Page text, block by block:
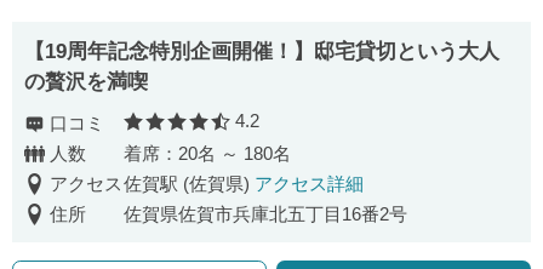
【19周年記念特別企画開催！】邸宅貸切という大人
の贅沢を満喫
口コミ 口コミ評価
4.2
人数
着席：20名 ～ 180名
アクセス佐賀駅 (佐賀県) アクセス詳細
住所
佐賀県佐賀市兵庫北五丁目16番2号